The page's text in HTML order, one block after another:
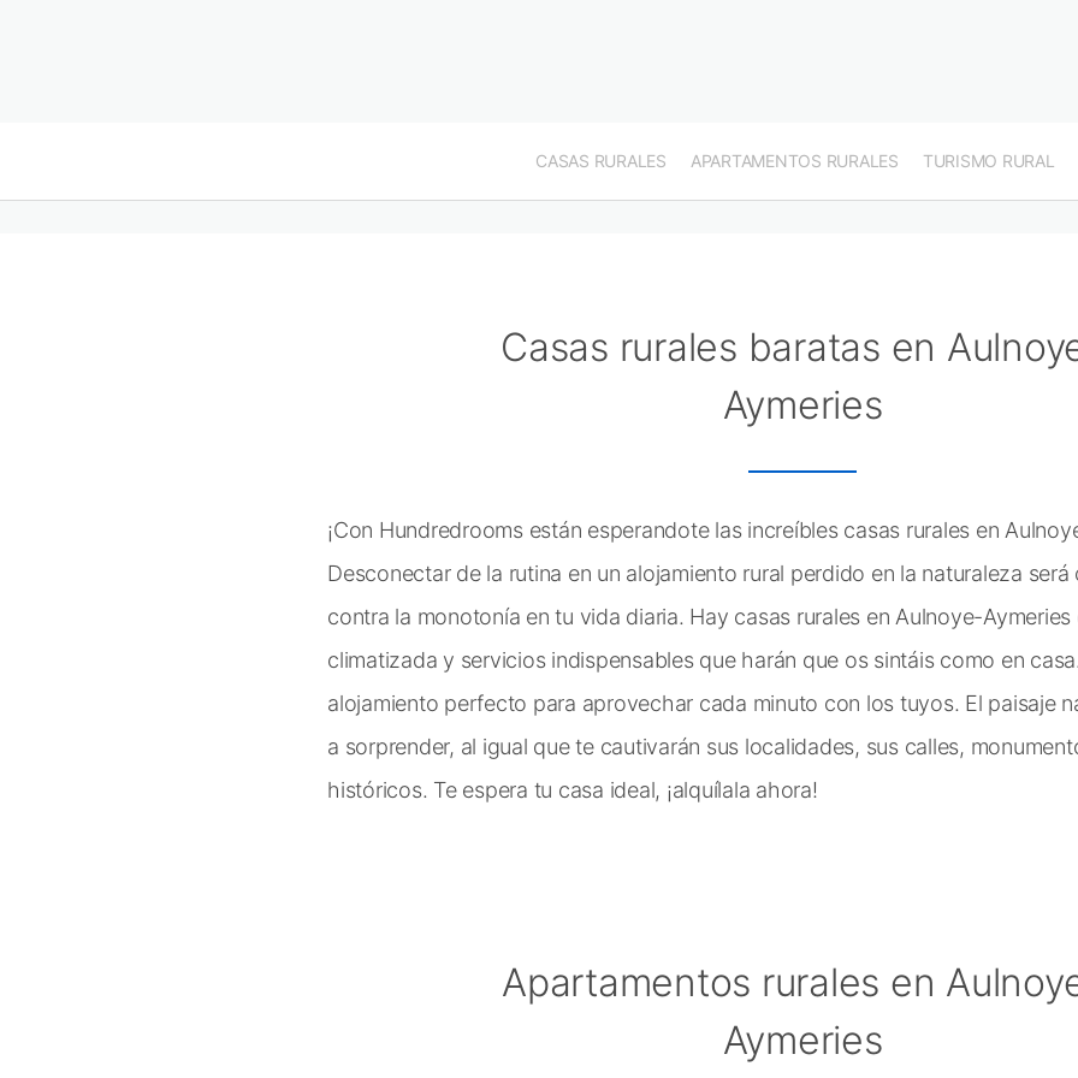
CASAS RURALES APARTAMENTOS RURALES TURISMO RURAL
Casas rurales baratas en
Aymeries
¡Con Hundredrooms están esperandote las increíbles casas rurales en
Desconectar de la rutina en un alojamiento rural perdido en la naturaleza
contra la monotonía en tu vida diaria. Hay casas rurales en Aulnoye-Aymeries
climatizada y servicios indispensables que harán que os sintáis como en
alojamiento perfecto para aprovechar cada minuto con los tuyos. El paisaje
a sorprender, al igual que te cautivarán sus localidades, sus calles,
históricos. Te espera tu casa ideal, ¡alquílala ahora!
Apartamentos rurales en
Aymeries